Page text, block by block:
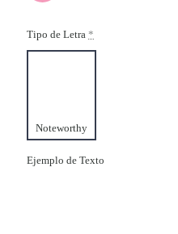
Tipo de Letra *
Noteworthy
Ejemplo de Texto